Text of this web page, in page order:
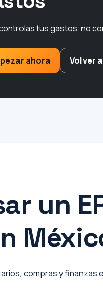
tus gastos, no
ahora Volver
un
compras y